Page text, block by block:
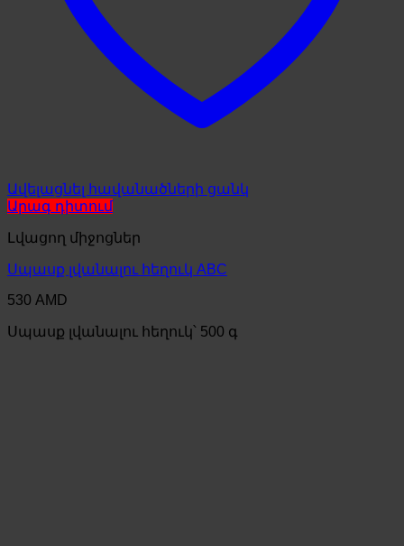
Ավելացնել հավանածների ցանկ
Արագ դիտում
Լվացող միջոցներ
Սպասք լվանալու հեղուկ ABC
530 AMD
Սպասք լվանալու հեղուկ՝ 500 գ